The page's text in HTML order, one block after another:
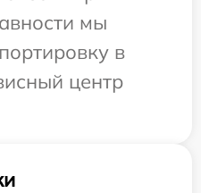
мы
в
центр